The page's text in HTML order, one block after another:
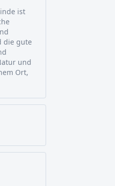
ist
die gute
und
Ort,